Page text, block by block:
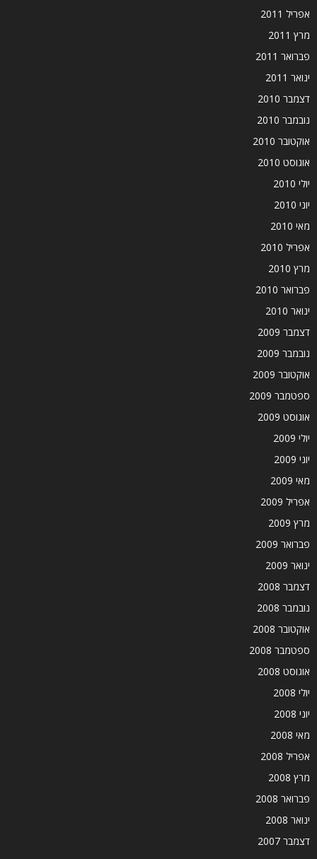
אפריל 2011
מרץ 2011
פברואר 2011
ינואר 2011
דצמבר 2010
נובמבר 2010
אוקטובר 2010
אוגוסט 2010
יולי 2010
יוני 2010
מאי 2010
אפריל 2010
מרץ 2010
פברואר 2010
ינואר 2010
דצמבר 2009
נובמבר 2009
אוקטובר 2009
ספטמבר 2009
אוגוסט 2009
יולי 2009
יוני 2009
מאי 2009
אפריל 2009
מרץ 2009
פברואר 2009
ינואר 2009
דצמבר 2008
נובמבר 2008
אוקטובר 2008
ספטמבר 2008
אוגוסט 2008
יולי 2008
יוני 2008
מאי 2008
אפריל 2008
מרץ 2008
פברואר 2008
ינואר 2008
דצמבר 2007